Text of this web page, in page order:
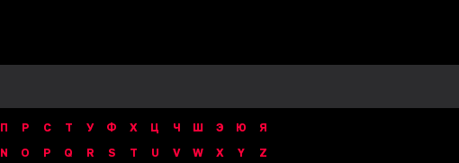
П Р С Т У Ф Х Ц Ч Ш Э Ю
Я
N O P Q R S T U V W X Y Z